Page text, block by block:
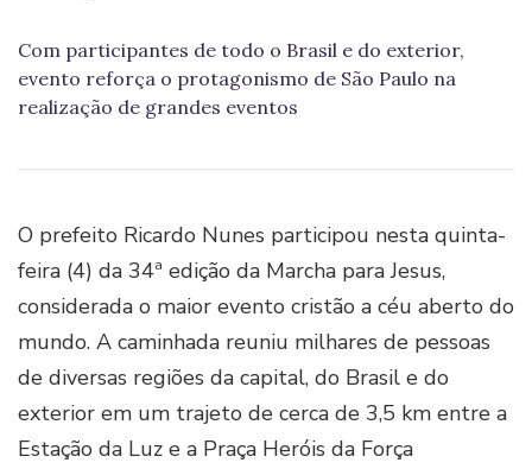
Com participantes de todo o Brasil e do exterior,
evento reforça o protagonismo de São Paulo na
realização de grandes eventos
O prefeito Ricardo Nunes participou nesta quinta-
feira (4) da 34ª edição da Marcha para Jesus,
considerada o maior evento cristão a céu aberto do
mundo. A caminhada reuniu milhares de pessoas
de diversas regiões da capital, do Brasil e do
exterior em um trajeto de cerca de 3,5 km entre a
Estação da Luz e a Praça Heróis da Força